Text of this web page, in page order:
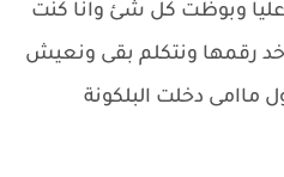
عليا وبوظت كل شئ وانا كنت
رقمها ونتكلم بقى ونعيش
ماامى دخلت البلكونة